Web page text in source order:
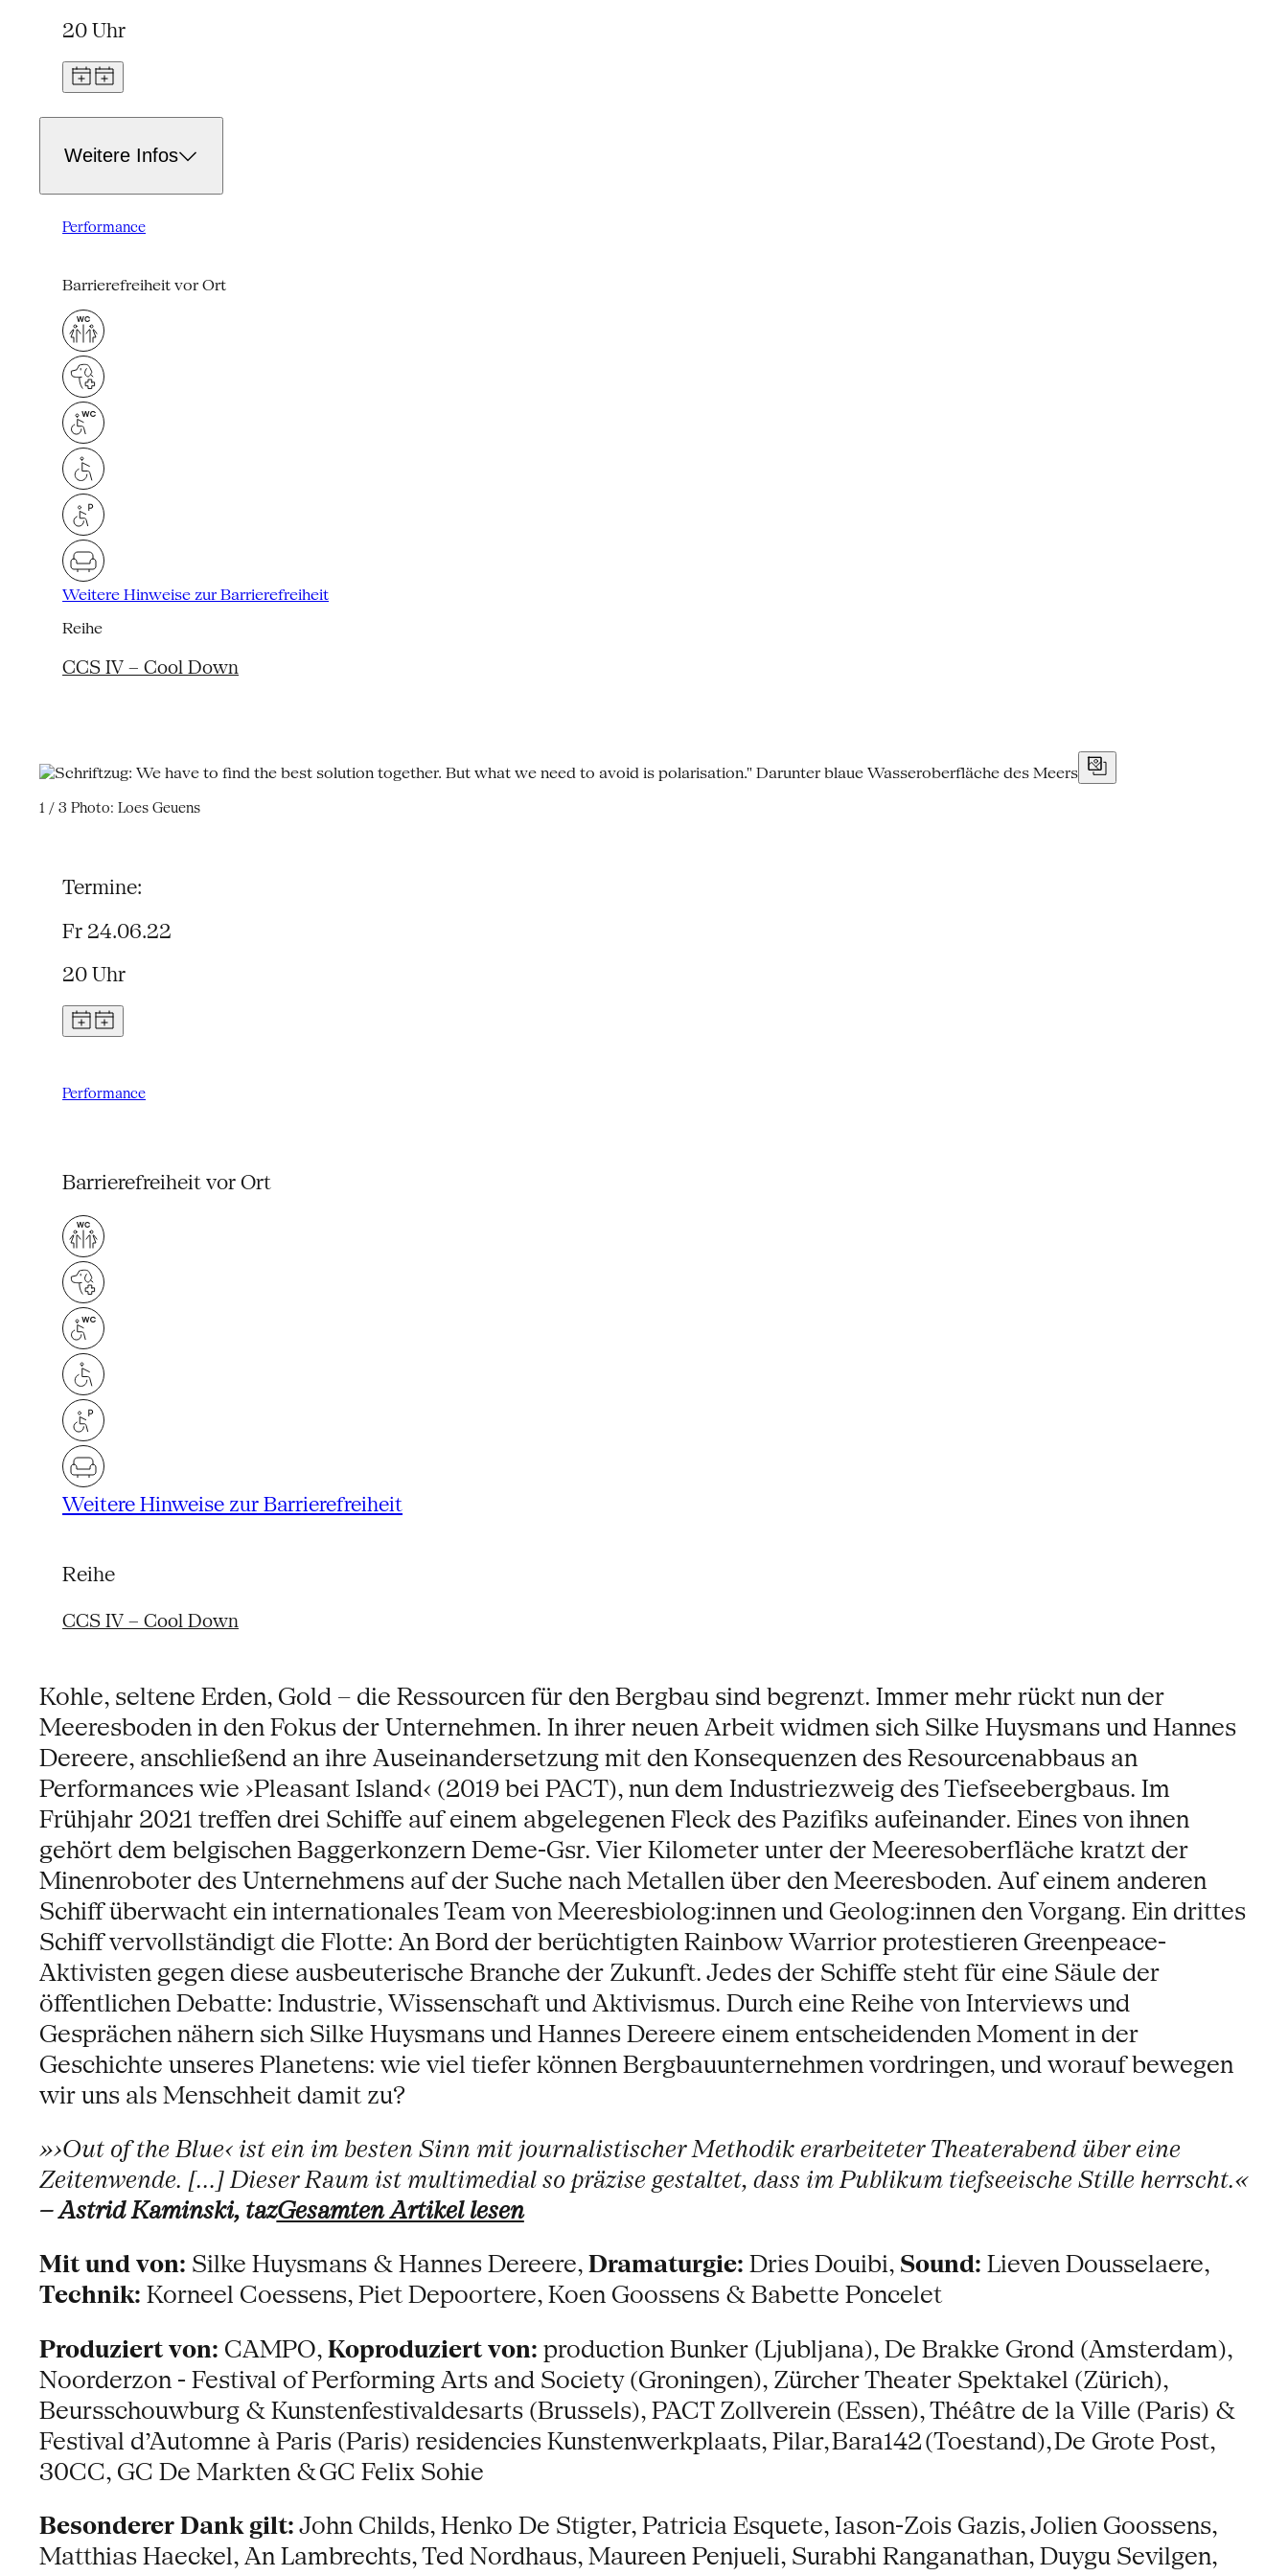
20 Uhr
Weitere Infos
Performance
Barrierefreiheit vor Ort
Weitere Hinweise zur Barrierefreiheit
Reihe
CCS IV – Cool Down
1 / 3 Photo: Loes Geuens
Termine:
Fr 24.06.22
20 Uhr
Performance
Barrierefreiheit vor Ort
Weitere Hinweise zur Barrierefreiheit
Reihe
CCS IV – Cool Down
Kohle, seltene Erden, Gold – die Ressourcen für den Bergbau sind begrenzt. Immer mehr rückt nun der
Meeresboden in den Fokus der Unternehmen. In ihrer neuen Arbeit widmen sich Silke Huysmans und Hannes
Dereere, anschließend an ihre Auseinandersetzung mit den Konsequenzen des Resourcenabbaus an
Performances wie ›Pleasant Island‹ (2019 bei PACT), nun dem Industriezweig des Tiefseebergbaus. Im
Frühjahr 2021 treffen drei Schiffe auf einem abgelegenen Fleck des Pazifiks aufeinander. Eines von ihnen
gehört dem belgischen Baggerkonzern Deme-Gsr. Vier Kilometer unter der Meeresoberfläche kratzt der
Minenroboter des Unternehmens auf der Suche nach Metallen über den Meeresboden. Auf einem anderen
Schiff überwacht ein internationales Team von Meeresbiolog:innen und Geolog:innen den Vorgang. Ein drittes
Schiff vervollständigt die Flotte: An Bord der berüchtigten Rainbow Warrior protestieren Greenpeace-
Aktivisten gegen diese ausbeuterische Branche der Zukunft. Jedes der Schiffe steht für eine Säule der
öffentlichen Debatte: Industrie, Wissenschaft und Aktivismus. Durch eine Reihe von Interviews und
Gesprächen nähern sich Silke Huysmans und Hannes Dereere einem entscheidenden Moment in der
Geschichte unseres Planetens: wie viel tiefer können Bergbauunternehmen vordringen, und worauf bewegen
wir uns als Menschheit damit zu?
»›Out of the Blue‹ ist ein im besten Sinn mit journalistischer Methodik erarbeiteter Theaterabend über eine
Zeitenwende. […] Dieser Raum ist multimedial so präzise gestaltet, dass im Publikum tiefseeische Stille herrscht.«
– Astrid Kaminski, tazGesamten Artikel lesen
Mit und von: Silke Huysmans & Hannes Dereere, Dramaturgie: Dries Douibi, Sound: Lieven Dousselaere,
Technik: Korneel Coessens, Piet Depoortere, Koen Goossens & Babette Poncelet
Produziert von: CAMPO, Koproduziert von: production Bunker (Ljubljana), De Brakke Grond (Amsterdam),
Noorderzon - Festival of Performing Arts and Society (Groningen), Zürcher Theater Spektakel (Zürich),
Beursschouwburg & Kunstenfestivaldesarts (Brussels), PACT Zollverein (Essen), Théâtre de la Ville (Paris) &
Festival d’Automne à Paris (Paris) residencies Kunstenwerkplaats, Pilar, Bara142 (Toestand), De Grote Post,
30CC, GC De Markten & GC Felix Sohie
Besonderer Dank gilt: John Childs, Henko De Stigter, Patricia Esquete, Iason-Zois Gazis, Jolien Goossens,
Matthias Haeckel, An Lambrechts, Ted Nordhaus, Maureen Penjueli, Surabhi Ranganathan, Duygu Sevilgen,